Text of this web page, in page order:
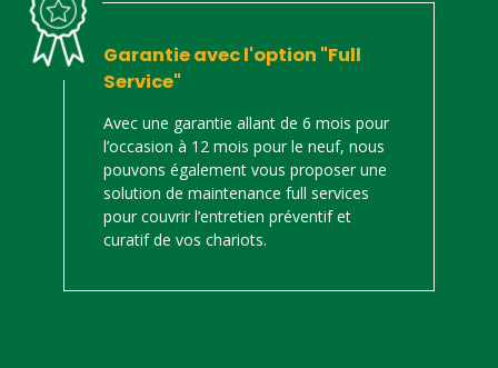
Garantie avec l'option "Full
Service"
Avec une garantie allant de 6 mois pour
l’occasion à 12 mois pour le neuf, nous
pouvons également vous proposer une
solution de maintenance full services
pour couvrir l’entretien préventif et
curatif de vos chariots.